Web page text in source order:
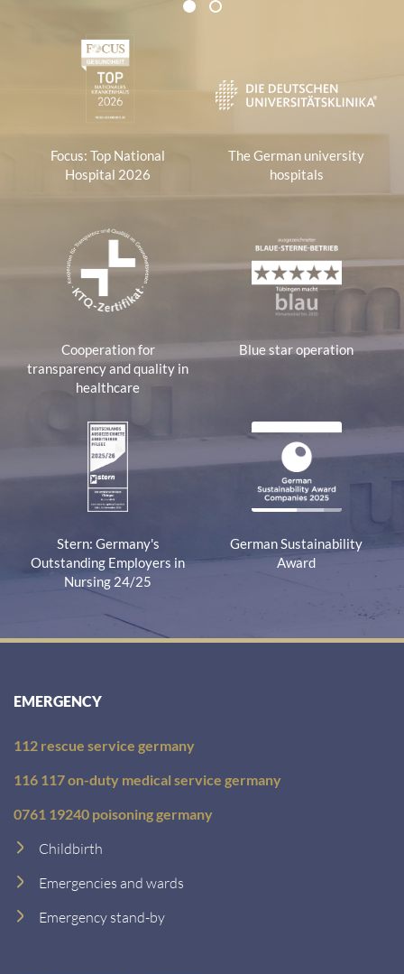
1 2
Focus: Top National
Hospital 2026
The German university
hospitals
Cooperation for
transparency and quality in
healthcare
Blue star operation
Stern: Germany's
Outstanding Employers in
Nursing 24/25
German Sustainability
Award
EMERGENCY
112 rescue service germany
116 117 on-duty medical service germany
0761 19240 poisoning germany
Childbirth
Emergencies and wards
Emergency stand-by